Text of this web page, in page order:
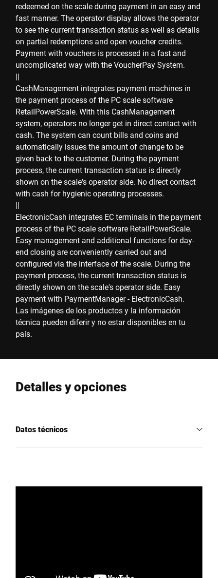
redeemed on the scale during payment in an easy and
fast manner. The operator display allows the operator
to see the current transaction status as well as details
on partial redemptions and open voucher credits.
Payment with vouchers is processed in a fast and
uncomplicated way with the VoucherPay System.
||
CashManagement integrates payment machines in
the payment process of the PC scale software
RetailPowerScale. With this CashManagement
system, operators no longer get in direct contact with
cash. The system can count bills and coins and
automatically issues the amount of change to be
given back to the customer. During the payment
process, the current transaction status is directly
shown on the scale's operator side. No direct contact
with cash for hygienic operating processes.
||
ElectronicCash integrates EC terminals in the payment
process of the PC scale software RetailPowerScale.
Easy management and additional functions for day-
end closing are conveniently carried out and
configured via the interface of the scale. During the
payment process, the current transaction status is
directly shown on the scale's operator side. Easy
payment with PaymentManager - ElectronicCash.
Las imágenes de los productos y la información
técnica pueden diferir y no estar disponibles en tu
país.
Detalles y opciones
Datos técnicos